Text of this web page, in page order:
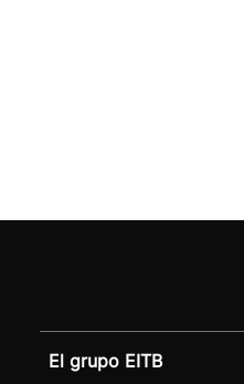
El grupo EITB